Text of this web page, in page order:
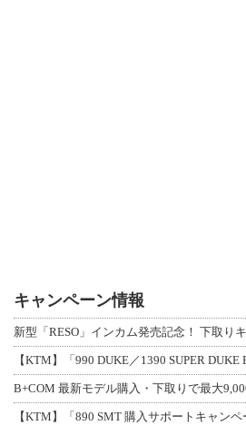
キャンペーン情報
【KTM】「990 DUKE／1390 SUPER DUKE
【KTM】「890 SMT 購入サポートキャン